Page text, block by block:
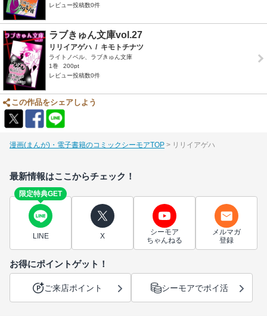
レビュー投稿数0件
ラブきゅん文庫vol.27
リリイアゲハ / キモトチナツ
ライトノベル、ラブきゅん文庫
1巻
200pt
レビュー投稿数0件
この作品をシェアしよう
漫画(まんが)・電子書籍のコミックシーモアTOP リリイアゲハ
最新情報はここからチェック！
限定特典GET
LINE X
シーモア
ちゃんねる
メルマガ
登録
お得にポイントゲット！
ご来店ポイント シーモアでポイ活